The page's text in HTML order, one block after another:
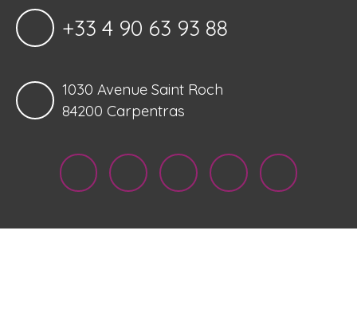
+33 4 90 63 93 88
1030 Avenue Saint Roch
84200 Carpentras